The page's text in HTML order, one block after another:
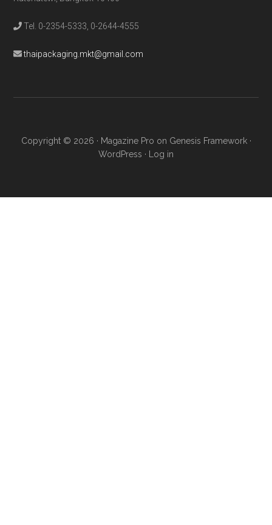
Tel. 0-2354-5333, 0-2644-4555
thaipackaging.mkt@gmail.com
Copyright © 2026 · Magazine Pro on Genesis Framework·
WordPress · Log in